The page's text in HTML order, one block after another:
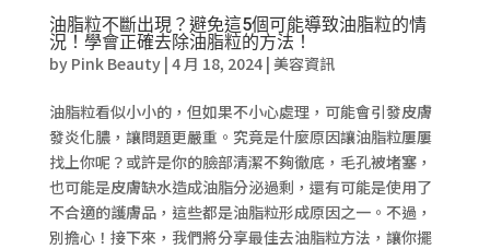
油脂粒不斷出現？避免這5個可能導致油脂粒的情
況！學會正確去除油脂粒的方法！
by Pink Beauty| 4 月 18, 2024| 美容資訊
油脂粒看似小小的，但如果不小心處理，可能會引發皮膚
發炎化膿，讓問題更嚴重。究竟是什麼原因讓油脂粒屢屢
找上你呢？或許是你的臉部清潔不夠徹底，毛孔被堵塞，
也可能是皮膚缺水造成油脂分泌過剩，還有可能是使用了
不合適的護膚品，這些都是油脂粒形成原因之一。不過，
別擔心！接下來，我們將分享最佳去油脂粒方法，讓你擺